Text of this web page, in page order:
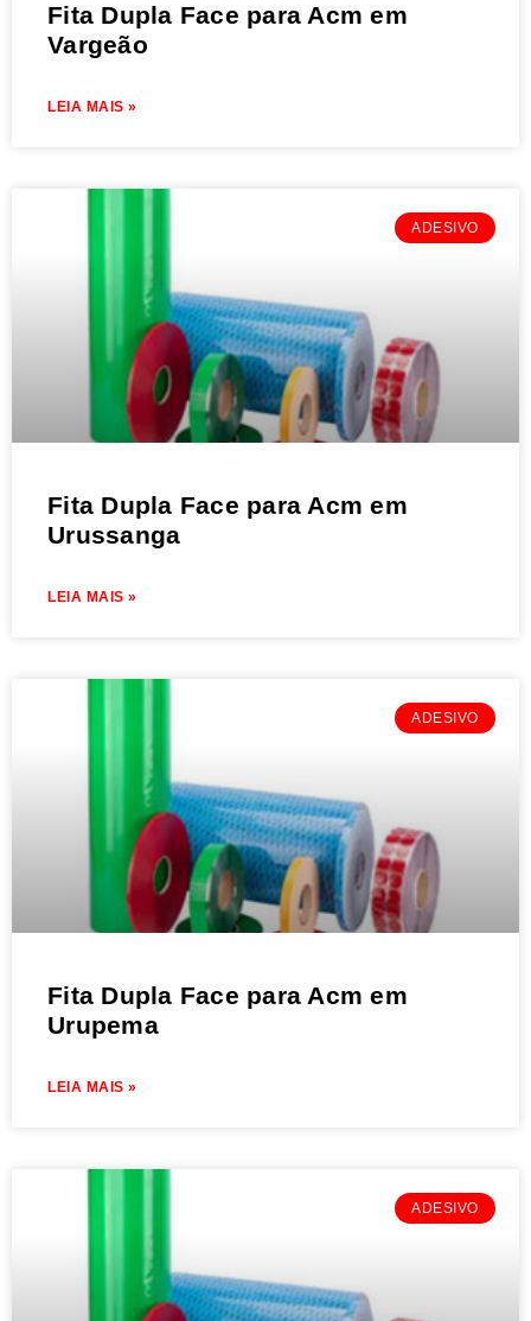
Fita Dupla Face para Acm em
Vargeão
LEIA MAIS »
ADESIVO
Fita Dupla Face para Acm em
Urussanga
LEIA MAIS »
ADESIVO
Fita Dupla Face para Acm em
Urupema
LEIA MAIS »
ADESIVO